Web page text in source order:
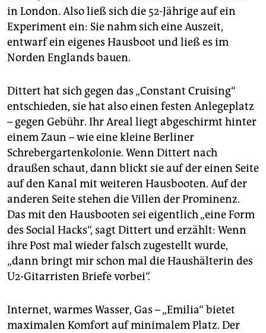
in London. Also ließ sich die 52-Jährige auf ein
Experiment ein: Sie nahm sich eine Auszeit,
entwarf ein eigenes Hausboot und ließ es im
Norden Englands bauen.
Dittert hat sich gegen das „Constant Cruising“
entschieden, sie hat also einen festen Anlegeplatz
– gegen Gebühr. Ihr Areal liegt abgeschirmt hinter
einem Zaun – wie eine kleine Berliner
Schrebergartenkolonie. Wenn Dittert nach
draußen schaut, dann blickt sie auf der einen Seite
auf den Kanal mit weiteren Hausbooten. Auf der
anderen Seite stehen die Villen der Prominenz.
Das mit den Hausbooten sei eigentlich „eine Form
des Social Hacks“, sagt Dittert und erzählt: Wenn
ihre Post mal wieder falsch zugestellt wurde,
„dann bringt mir schon mal die Haushälterin des
U2-Gitarristen Briefe vorbei“.
Internet, warmes Wasser, Gas – „Emilia“ bietet
maximalen Komfort auf minimalem Platz. Der